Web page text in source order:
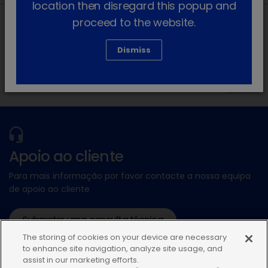
Morada local na Ibéria
Apoio ao cliente
Para mais informação por favor contacte a nossa equipa
de apoio ao cliente
Submeter uma consulta técnica
ou ligue:+34935448507
location then disregard this popup and
proceed to the website.
Dismiss
The storing of cookies on your device are necessary
to enhance site navigation, analyze site usage, and
assist in our marketing efforts.